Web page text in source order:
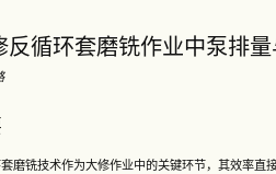
反循环套磨铣作业中泵排
磨铣技术作为大修作业中的关键环节，其效率直